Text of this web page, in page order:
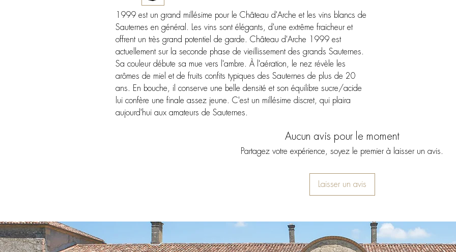
1999 est un grand millésime pour le Château d'Arche et les vins blancs de
Sauternes en général. Les vins sont élégants, d'une extrême fraicheur et
offrent un très grand potentiel de garde. Château d'Arche 1999 est
actuellement sur la seconde phase de vieillissement des grands Sauternes.
Sa couleur débute sa mue vers l'ambre. À l'aération, le nez révèle les
arômes de miel et de fruits confits typiques des Sauternes de plus de 20
ans. En bouche, il conserve une belle densité et son équilibre sucre/acide
lui confère une finale assez jeune. C'est un millésime discret, qui plaira
aujourd'hui aux amateurs de Sauternes.
Aucun avis pour le moment
Partagez votre expérience, soyez le premier à laisser un avis.
Laisser un avis